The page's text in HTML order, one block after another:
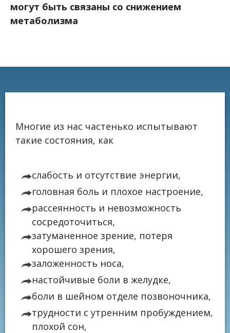
могут быть связаны со снижением
метаболизма
Многие из нас частенько испытывают
такие состояния, как
слабость и отсутствие энергии,
головная боль и плохое настроение,
рассеянность и невозможность
сосредоточиться,
затуманенное зрение, потеря
хорошего зрения,
заложенность носа,
настойчивые боли в желудке,
боли в шейном отделе позвоночника,
трудности с утренним пробуждением,
плохой сон,